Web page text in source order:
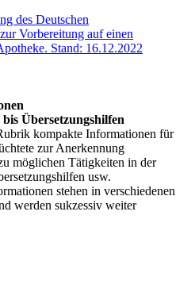
des Deutschen
Vorbereitung auf einen
Stand: 16.12.2022
Übersetzungshilfen
kompakte Informationen für
zur Anerkennung
möglichen Tätigkeiten in der
usw.
stehen in verschiedenen
werden sukzessiv weiter